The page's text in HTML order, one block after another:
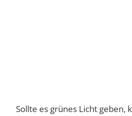
Sollte es grünes Licht geben,